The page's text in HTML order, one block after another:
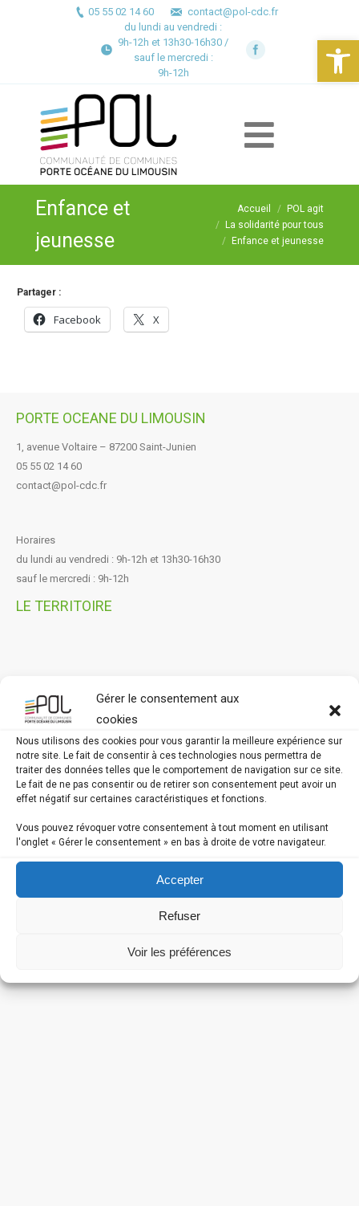
Gérer le consentement aux
cookies
Nous utilisons des cookies pour vous garantir la meilleure expérience sur
notre site. Le fait de consentir à ces technologies nous permettra de
traiter des données telles que le comportement de navigation sur ce site.
Le fait de ne pas consentir ou de retirer son consentement peut avoir un
effet négatif sur certaines caractéristiques et fonctions.
Vous pouvez révoquer votre consentement à tout moment en utilisant
l'onglet « Gérer le consentement » en bas à droite de votre navigateur.
Accepter
Refuser
Voir les préférences
05 55 02 14 60
contact@pol-cdc.fr
du lundi au vendredi :
9h-12h et 13h30-16h30 /
sauf le mercredi :
9h-12h
Enfance et
jeunesse
Vous êtes ici :Accueil
POL agit
La solidarité pour tous
Enfance et jeunesse
Partager :
Facebook X
PORTE OCEANE DU LIMOUSIN
1, avenue Voltaire – 87200 Saint-Junien
05 55 02 14 60
contact@pol-cdc.fr
Horaires
du lundi au vendredi : 9h-12h et 13h30-16h30
sauf le mercredi : 9h-12h
LE TERRITOIRE